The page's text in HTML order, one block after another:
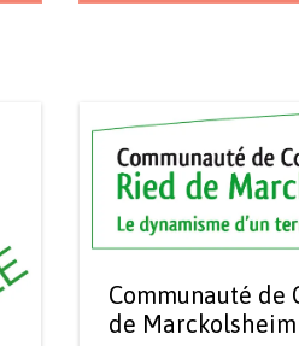
Communauté de
de Marckolsheim